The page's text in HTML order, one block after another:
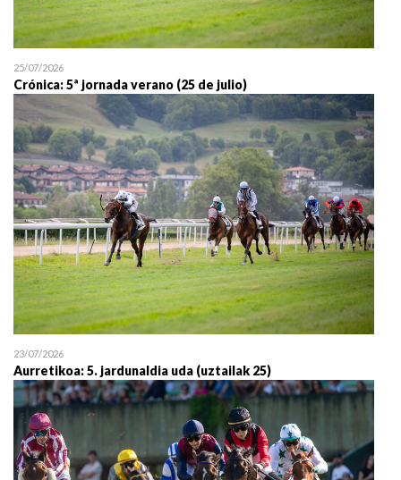
25/07/2026
Crónica: 5ª jornada verano (25 de julio)
23/07/2026
Aurretikoa: 5. jardunaldia uda (uztailak 25)